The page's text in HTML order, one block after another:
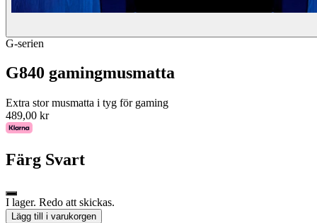
G-serien
G840 gamingmusmatta
Extra stor musmatta i tyg för gaming
489,00 kr
Färg Svart
I lager. Redo att skickas.
Lägg till i varukorgen